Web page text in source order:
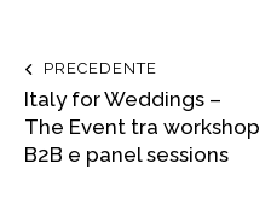
PRECEDENTE
Italy for Weddings –
The Event tra workshop
B2B e panel sessions